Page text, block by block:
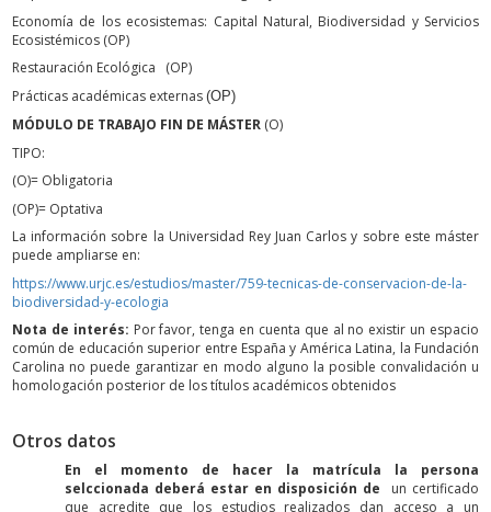
Economía de los ecosistemas: Capital Natural, Biodiversidad y Servicios
Ecosistémicos (OP)
Restauración Ecológica (OP)
Prácticas académicas externas (OP)
MÓDULO DE TRABAJO FIN DE MÁSTER (O)
TIPO:
(O)= Obligatoria
(OP)= Optativa
La información sobre la Universidad Rey Juan Carlos y sobre este máster
puede ampliarse en:
https://www.urjc.es/estudios/master/759-tecnicas-de-conservacion-de-la-
biodiversidad-y-ecologia
Nota de interés: Por favor, tenga en cuenta que al no existir un espacio
común de educación superior entre España y América Latina, la Fundación
Carolina no puede garantizar en modo alguno la posible convalidación u
homologación posterior de los títulos académicos obtenidos
Otros datos
En el momento de hacer la matrícula la persona
selccionada deberá estar en disposición de un certificado
que acredite que los estudios realizados dan acceso a un